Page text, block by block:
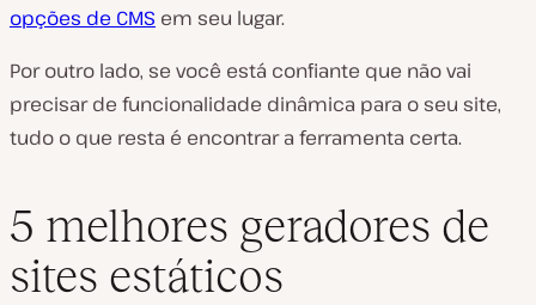
opções de CMS em seu lugar.
Por outro lado, se você está confiante que não vai
precisar de funcionalidade dinâmica para o seu site,
tudo o que resta é encontrar a ferramenta certa.
5 melhores geradores de
sites estáticos